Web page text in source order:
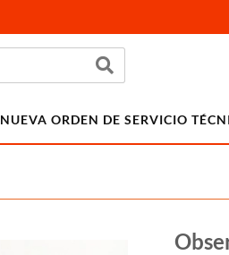
NUEVA ORDEN DE SERVICIO